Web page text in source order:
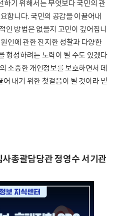
하기 위해서는 무엇보다 국민의 관
합니다. 국민의 공감을 이끌어내
인 방법은 없을지 고민이 깊어집니
인에 관한 진지한 성찰과 다양한
형성하려는 노력이 될 수도 있겠다
소중한 개인정보를 보호하면서 데
내기 위한 첫걸음이 될 것이라 믿
총괄담당관 정영수 서기관